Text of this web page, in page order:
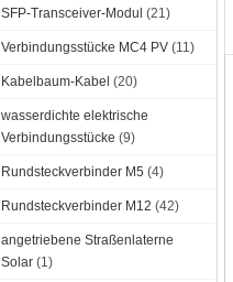
SFP-Transceiver-Modul (21)
Verbindungsstücke MC4 PV (11)
Kabelbaum-Kabel (20)
wasserdichte elektrische
Verbindungsstücke (9)
Rundsteckverbinder M5 (4)
Rundsteckverbinder M12 (42)
angetriebene Straßenlaterne
Solar (1)